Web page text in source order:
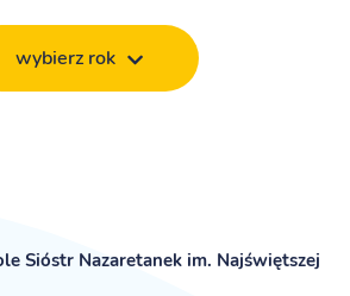
wybierz rok
Sióstr Nazaretanek im. Najświętszej